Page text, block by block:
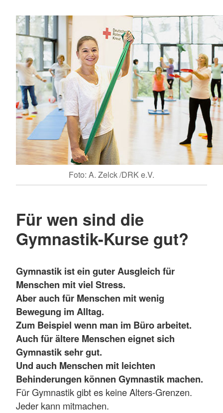
Foto: A. Zelck /DRK e.V.
Für wen sind die
Gymnastik-Kurse gut?
Gymnastik ist ein guter Ausgleich für
Menschen mit viel Stress.
Aber auch für Menschen mit wenig
Bewegung im Alltag.
Zum Beispiel wenn man im Büro arbeitet.
Auch für ältere Menschen eignet sich
Gymnastik sehr gut.
Und auch Menschen mit leichten
Behinderungen können Gymnastik machen.
Für Gymnastik gibt es keine Alters-Grenzen.
Jeder kann mitmachen.